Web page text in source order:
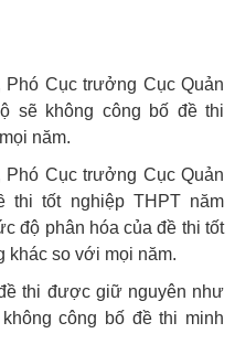
Phó Cục trưởng Cục Quản
sẽ không công bố đề thi
năm.
Phó Cục trưởng Cục Quản
thi tốt nghiệp THPT năm
độ phân hóa của đề thi tốt
khác so với mọi năm.
thi được giữ nguyên như
công bố đề thi minh